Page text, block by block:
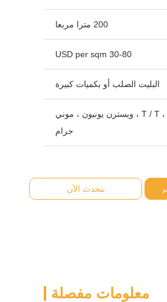
200 مترا مربعا
30-80 USD per sqm
البليت الصلب أو بكميات كبيرة
T / T ، L / C ، ويسترن يونيون ، موني
جرام
نتحدث الآن
معلومات مفصلة